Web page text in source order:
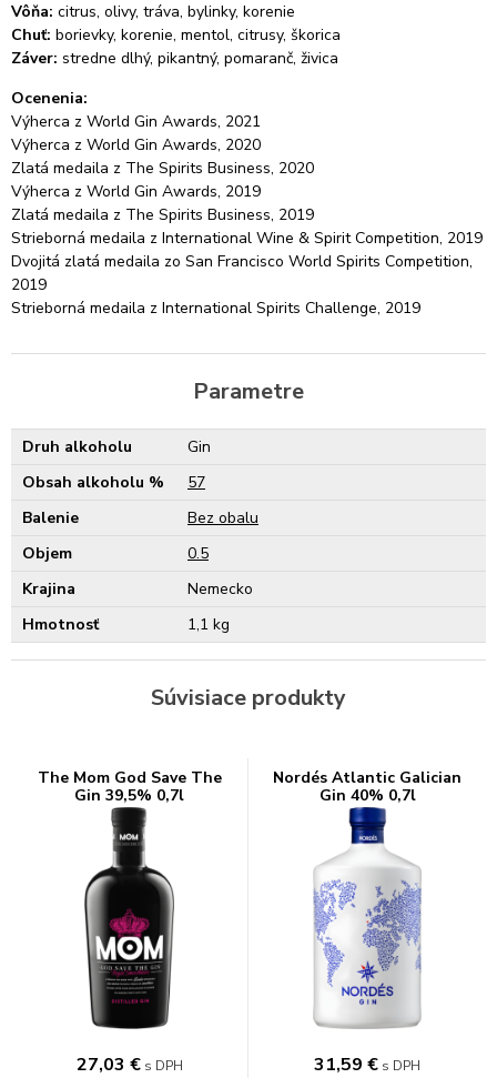
Vôňa: citrus, olivy, tráva, bylinky, korenie
Chuť: borievky, korenie, mentol, citrusy, škorica
Záver: stredne dlhý, pikantný, pomaranč, živica
Ocenenia:
Výherca z World Gin Awards, 2021
Výherca z World Gin Awards, 2020
Zlatá medaila z The Spirits Business, 2020
Výherca z World Gin Awards, 2019
Zlatá medaila z The Spirits Business, 2019
Strieborná medaila z International Wine & Spirit Competition, 2019
Dvojitá zlatá medaila zo San Francisco World Spirits Competition,
2019
Strieborná medaila z International Spirits Challenge, 2019
Parametre
Druh alkoholu
Gin
Obsah alkoholu %
57
Balenie
Bez obalu
Objem
0.5
Krajina
Nemecko
Hmotnosť
1,1 kg
Súvisiace produkty
The Mom God Save The
Gin 39,5% 0,7l
27,03 € s DPH
Nordés Atlantic Galician
Gin 40% 0,7l
31,59 € s DPH